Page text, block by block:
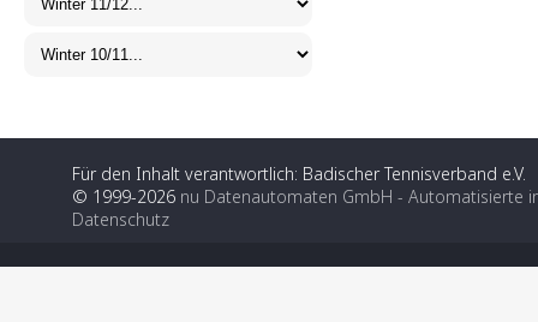
Für den Inhalt verantwortlich: Badischer Tennisverband e.V.
© 1999-2026 nu Datenautomaten GmbH - Automatisierte
Datenschutz